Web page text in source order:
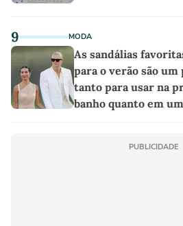
9 MODA
As sandálias
para o verão são
tanto para usar na
banho quanto em
PUBLICIDADE